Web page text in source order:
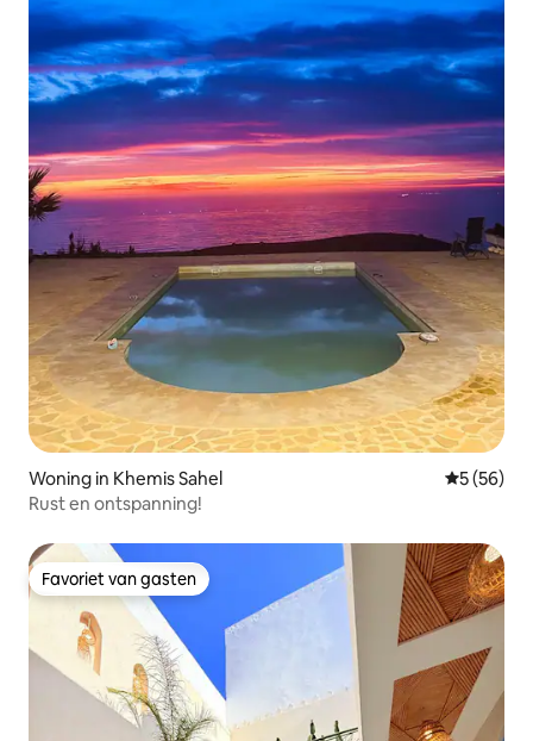
Woning in Khemis Sahel
5 (56)
Rust en ontspanning!
Favoriet van gasten
Favoriet van gasten